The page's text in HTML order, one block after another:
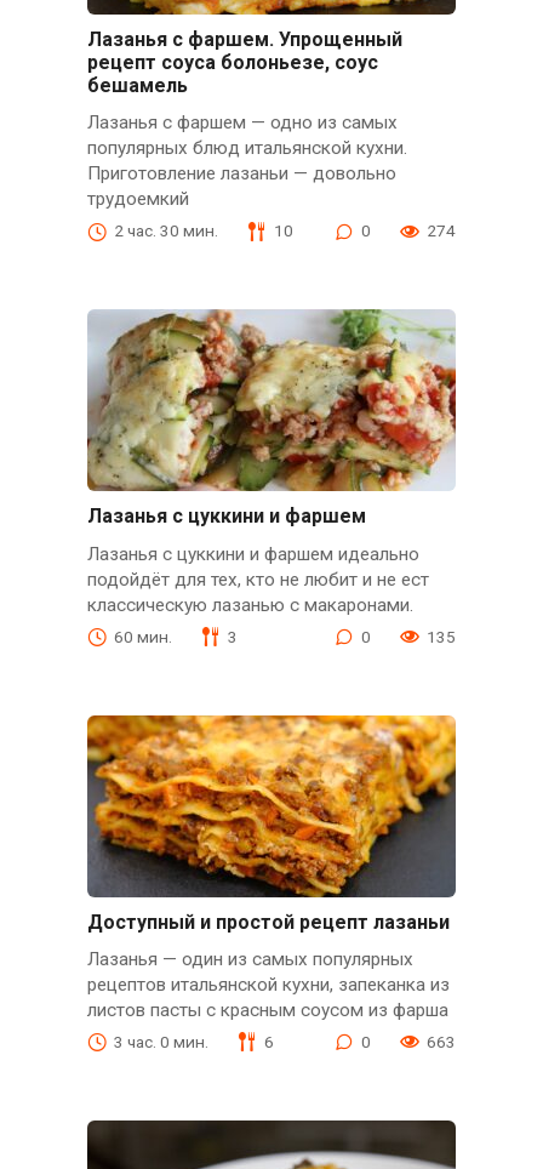
Лазанья с фаршем. Упрощенный
рецепт соуса болоньезе, соус
бешамель
Лазанья с фаршем — одно из самых
популярных блюд итальянской кухни.
Приготовление лазаньи — довольно
трудоемкий
2 час. 30 мин. 10 0 274
Лазанья с цуккини и фаршем
Лазанья с цуккини и фаршем идеально
подойдёт для тех, кто не любит и не ест
классическую лазанью с макаронами.
60 мин. 3 0 135
Доступный и простой рецепт лазаньи
Лазанья — один из самых популярных
рецептов итальянской кухни, запеканка из
листов пасты с красным соусом из фарша
3 час. 0 мин. 6 0 663